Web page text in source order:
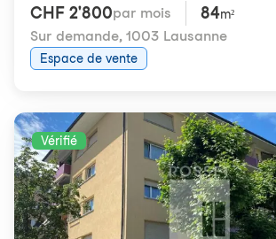
CHF 2'800par mois 84m²
Sur demande, 1003 Lausanne
Espace de vente
Vérifié